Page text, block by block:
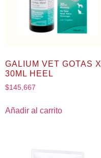
GALIUM VET GOTAS X
30ML HEEL
$145,667
Añadir al carrito